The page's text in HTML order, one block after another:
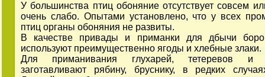
У большинства птиц обоняние отсутствует совсем
очень слабо. Опытами установлено, что у всех
птиц органы обоняния не развиты.
В качестве привады и приманки для дбычи
используют преимущественно ягоды и хлебные злаки.
Для приманивания глухарей, тетеревов и
заготавливают рябину, бруснику, в редких